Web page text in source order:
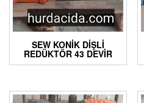
SEW KONIK DIŞLI
REDÜKTÖR 43 DEVIR